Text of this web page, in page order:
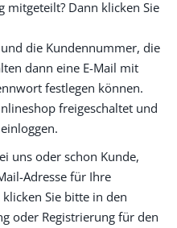
mitgeteilt? Dann klicken Sie
und die Kundennummer, die
dann eine E-Mail mit
festlegen können.
freigeschaltet und
uns oder schon Kunde,
Adresse für Ihre
Sie bitte in den
oder Registrierung für den